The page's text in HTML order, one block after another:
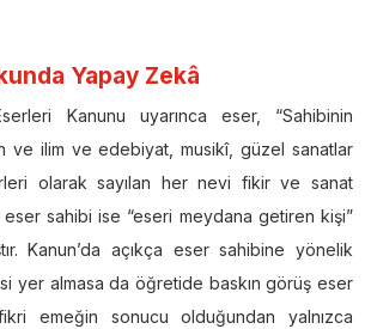
Yapay Zekâ
Kanunu uyarınca eser, “Sahibinin
ve ilim ve edebiyat, musikî, güzel sanatlar
olarak sayılan her nevi fikir ve sanat
eser sahibi ise “eseri meydana getiren kişi”
Kanun’da açıkça eser sahibine yönelik
yer almasa da öğretide baskın görüş eser
emeğin sonucu olduğundan yalnızca